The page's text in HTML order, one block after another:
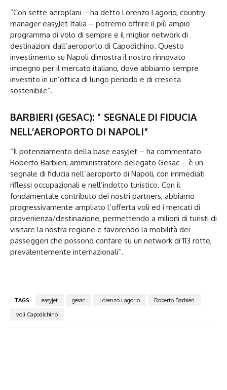
“Con sette aeroplani – ha detto Lorenzo Lagorio, country
manager easyJet Italia – potremo offrire il più ampio
programma di volo di sempre e il miglior network di
destinazioni dall’aeroporto di Capodichino. Questo
investimento su Napoli dimostra il nostro rinnovato
impegno per il mercato italiano, dove abbiamo sempre
investito in un’ottica di lungo periodo e di crescita
sostenibile”.
BARBIERI (GESAC): ” SEGNALE DI FIDUCIA
NELL’AEROPORTO DI NAPOLI”
“Il potenziamento della base easyJet – ha commentato
Roberto Barbieri, amministratore delegato Gesac – è un
segnale di fiducia nell’aeroporto di Napoli, con immediati
riflessi occupazionali e nell’indotto turistico. Con il
fondamentale contributo dei nostri partners, abbiamo
progressivamente ampliato l’offerta voli ed i mercati di
provenienza/destinazione, permettendo a milioni di turisti di
visitare la nostra regione e favorendo la mobilità dei
passeggeri che possono contare su un network di 113 rotte,
prevalentemente internazionali”.
TAGS easyjet gesac Lorenzo Lagorio
Roberto Barbieri
voli Capodichino